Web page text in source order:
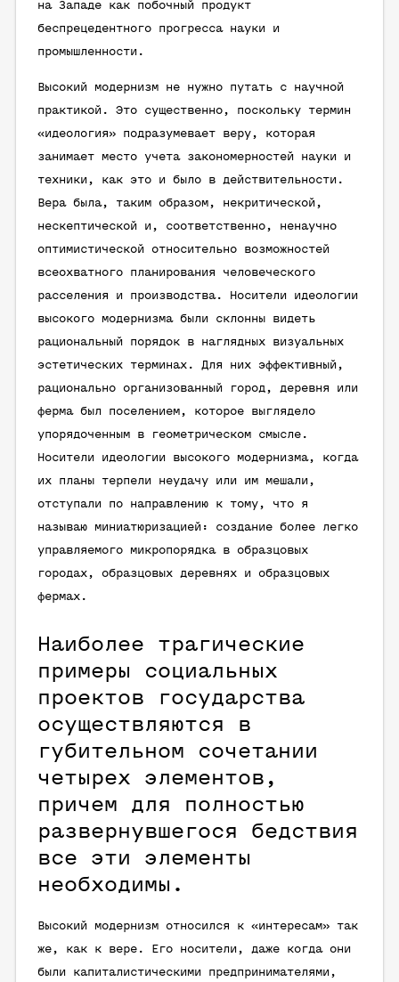
на Западе как побочный продукт
беспрецедентного прогресса науки и
промышленности.
Высокий модернизм не нужно путать с научной
практикой. Это существенно, поскольку термин
«идеология» подразумевает веру, которая
занимает место учета закономерностей науки и
техники, как это и было в действительности.
Вера была, таким образом, некритической,
нескептической и, соответственно, ненаучно
оптимистической относительно возможностей
всеохватного планирования человеческого
расселения и производства. Носители идеологии
высокого модернизма были склонны видеть
рациональный порядок в наглядных визуальных
эстетических терминах. Для них эффективный,
рационально организованный город, деревня или
ферма был поселением, которое выглядело
упорядоченным в геометрическом смысле.
Носители идеологии высокого модернизма, когда
их планы терпели неудачу или им мешали,
отступали по направлению к тому, что я
называю миниатюризацией: создание более легко
управляемого микропорядка в образцовых
городах, образцовых деревнях и образцовых
фермах.
Наиболее трагические
примеры социальных
проектов государства
осуществляются в
губительном сочетании
четырех элементов,
причем для полностью
развернувшегося бедствия
все эти элементы
необходимы.
Высокий модернизм относился к «интересам» так
же, как к вере. Его носители, даже когда они
были капиталистическими предпринимателями,